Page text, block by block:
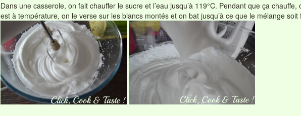
Dans une casserole, on fait chauffer le sucre et l’eau jusqu’à 119°C. Pendant que ça
est à température, on le verse sur les blancs montés et on bat jusqu’à ce que le mélange soit